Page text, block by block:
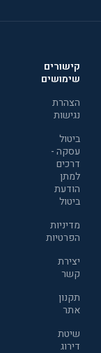
קישורים
שימושים
הצהרת
נגישות
ביטול
עסקה -
דרכים
למתן
הודעת
ביטול
מדיניות
הפרטיות
יצירת
קשר
תקנון
אתר
שיטת
דירוג